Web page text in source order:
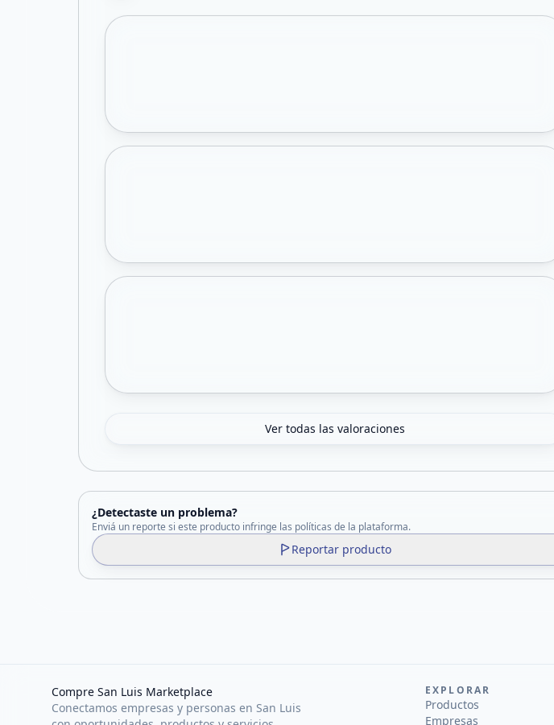
Ver todas las valoraciones
¿Detectaste un problema?
Enviá un reporte si este producto infringe las políticas de la plataforma.
Reportar producto
Compre San Luis Marketplace
Conectamos empresas y personas en San Luis
EXPLORAR
Productos
Empresas